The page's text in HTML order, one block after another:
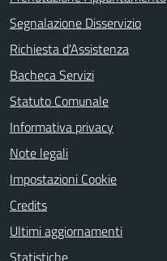
Segnalazione Disservizio
Richiesta d'Assistenza
Bacheca Servizi
Statuto Comunale
Informativa privacy
Note legali
Impostazioni Cookie
Credits
Ultimi aggiornamenti
Statistiche